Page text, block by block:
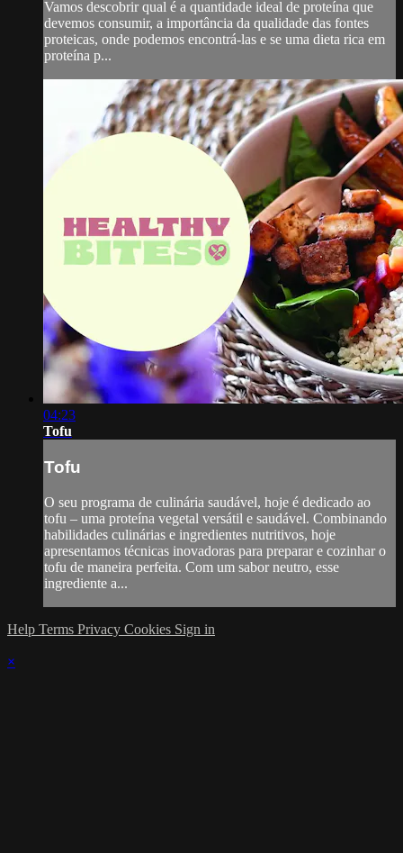
Vamos descobrir qual é a quantidade ideal de proteína que
devemos consumir, a importância da qualidade das fontes
proteicas, onde podemos encontrá-las e se uma dieta rica em
proteína p...
04:23
Tofu
Tofu
O seu programa de culinária saudável, hoje é dedicado ao
tofu – uma proteína vegetal versátil e saudável. Combinando
habilidades culinárias e ingredientes nutritivos, hoje
apresentamos técnicas inovadoras para preparar e cozinhar o
tofu de maneira perfeita. Com um sabor neutro, esse
ingrediente a...
Help Terms Privacy Cookies Sign in
×